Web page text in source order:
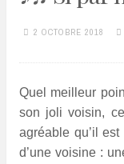
2 OCTOBRE 2018
Quel meilleur
son joli voisin,
agréable qu’il
d’une voisine :